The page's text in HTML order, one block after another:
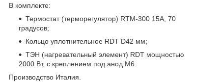
В комплекте:
Термостат (терморегулятор) RTМ-300 15A, 70
градусов;
Кольцо уплотнительное RDT D42 мм;
ТЭН (нагревательный элемент) RDT мощностью
2000 Вт, с креплением под анод M6.
Производство Италия.